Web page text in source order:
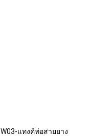
W03-แทงค์ท่อสายยาง